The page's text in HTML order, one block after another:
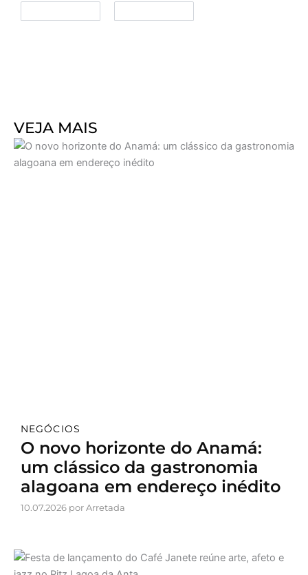
VEJA MAIS
NEGÓCIOS
O novo horizonte do Anamá:
um clássico da gastronomia
alagoana em endereço inédito
10.07.2026 por Arretada